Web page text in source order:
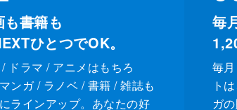
も書籍も
ひとつでOK。
ドラマ / アニメはもちろ
ンガ / ラノベ / 書籍 / 雑誌も
ラインアップ。あなたの好
毎
毎
ト
ガ